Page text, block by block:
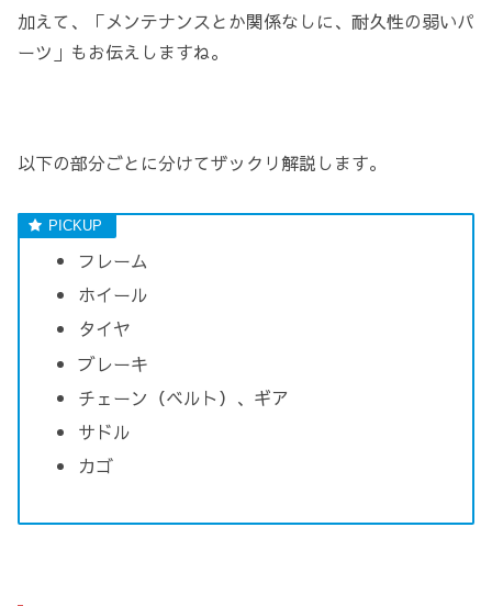
加えて、「メンテナンスとか関係なしに、耐久性の弱いパ
ーツ」もお伝えしますね。
以下の部分ごとに分けてザックリ解説します。
フレーム
ホイール
タイヤ
ブレーキ
チェーン（ベルト）、ギア
サドル
カゴ